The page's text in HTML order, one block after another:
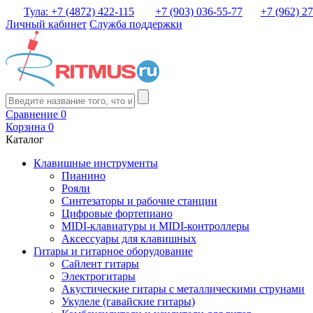
Тула: +7 (4872) 422-115 +7 (903) 036-55-77
+7 (962)
Личный кабинет Служба поддержки
Сравнение 0
Корзина 0
Каталог
Клавишные инструменты
Пианино
Рояли
Синтезаторы и рабочие станции
Цифровые фортепиано
MIDI-клавиатуры и MIDI-контроллеры
Аксессуары для клавишных
Гитары и гитарное оборудование
Сайлент гитары
Электрогитары
Акустические гитары с металлическими струнами
Укулеле (гавайские гитары)